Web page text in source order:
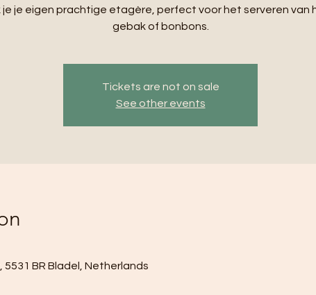
je je eigen prachtige etagère, perfect voor het serveren van
gebak of bonbons.
Tickets are not on sale
See other events
5531 BR Bladel, Netherlands